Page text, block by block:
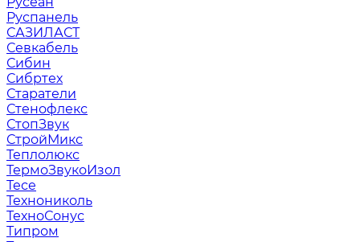
Руспанель
САЗИЛАСТ
Севкабель
Сибин
Сибртех
Старатели
Стенофлекс
СтопЗвук
СтройМикс
Теплолюкс
ТермоЗвукоИзол
Тесе
Технониколь
ТехноСонус
Типром